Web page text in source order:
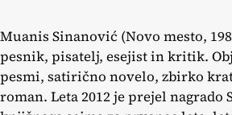
Muanis Sinanović (Novo mesto,
pesnik, pisatelj, esejist in kritik.
pesmi, satirično novelo, zbirko
roman. Leta 2012 je prejel nagrado